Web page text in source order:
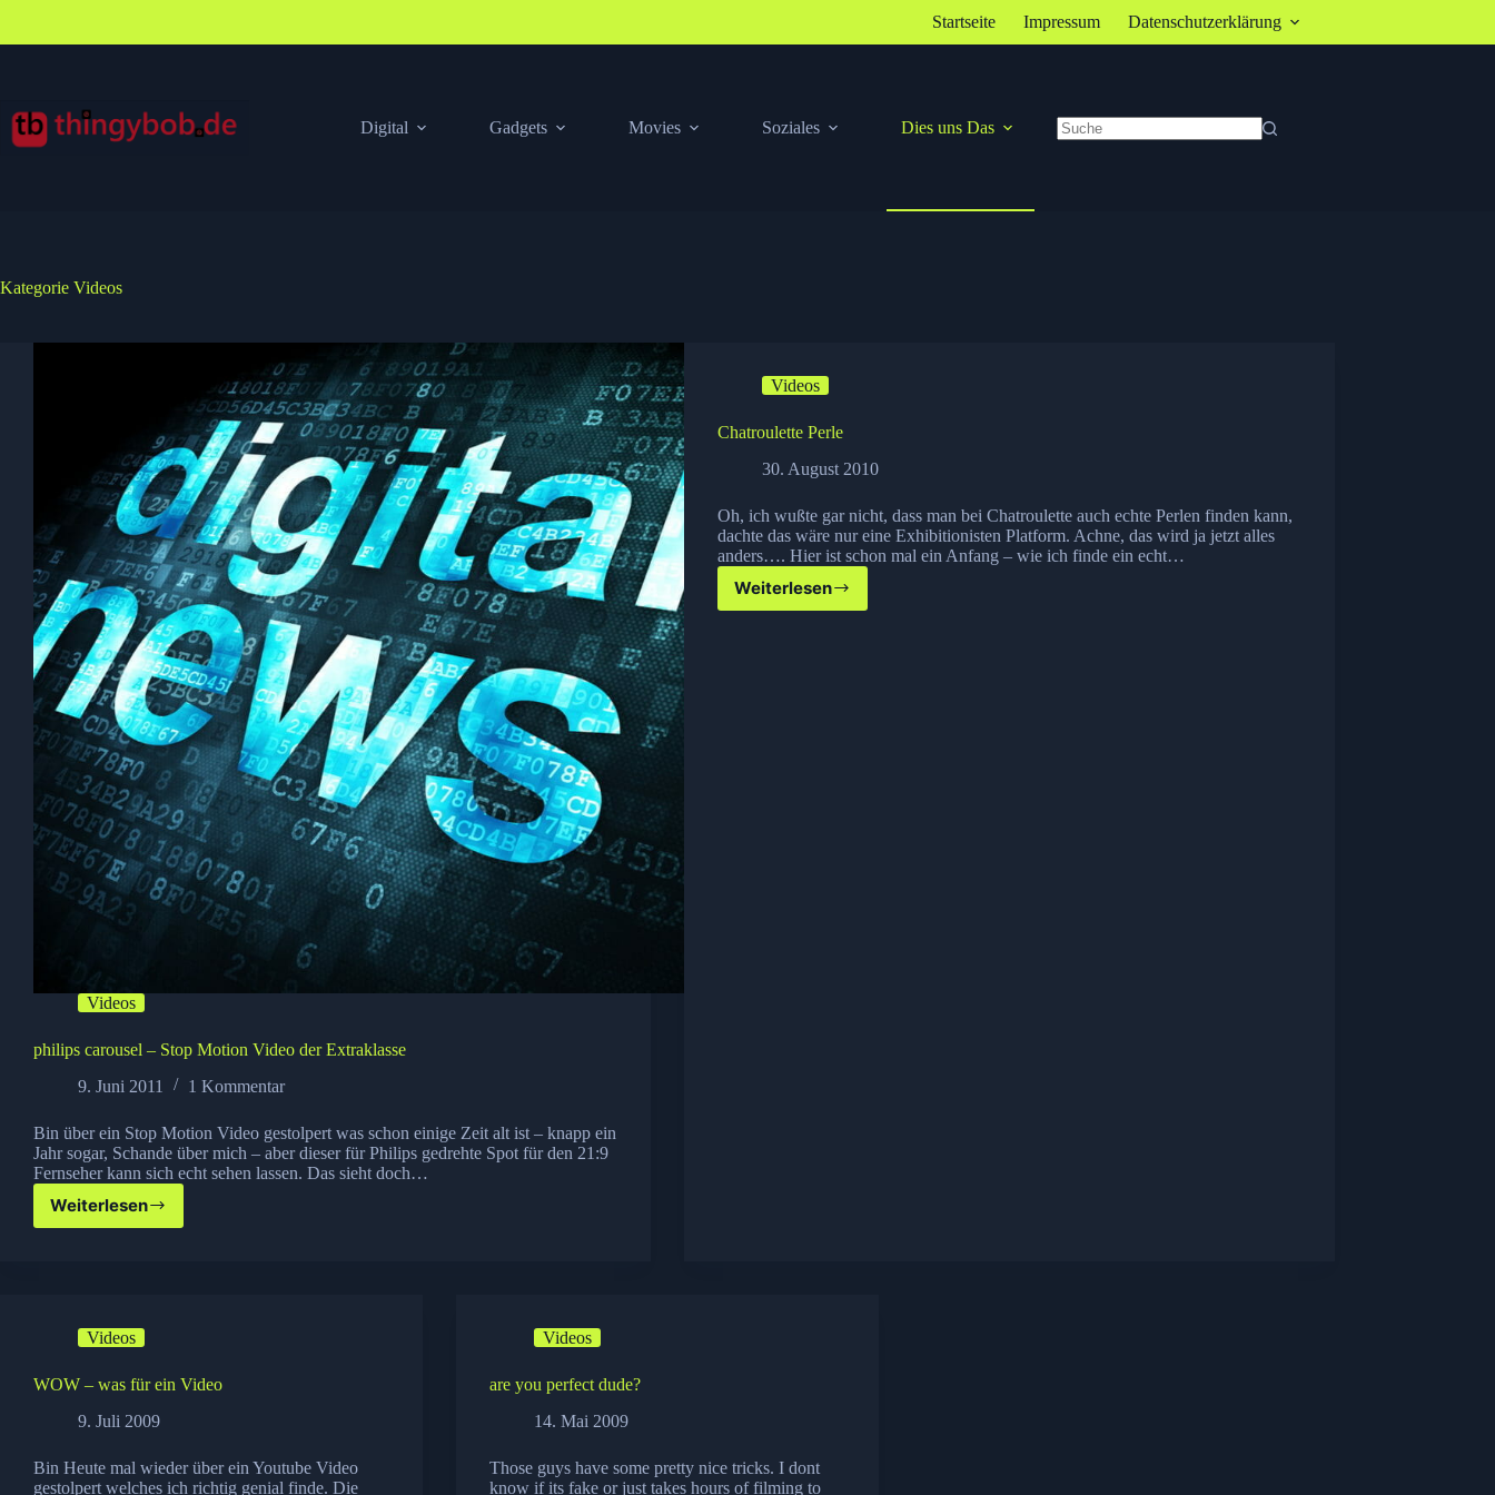
springen
Startseite Impressum Datenschutzerklärung
Digital Gadgets Movies Soziales
Dies uns Das
Kategorie Videos
Videos
philips carousel – Stop Motion Video der Extraklasse
9. Juni 2011
1 Kommentar
Bin über ein Stop Motion Video gestolpert was schon einige Zeit alt ist – knapp ein
Jahr sogar, Schande über mich – aber dieser für Philips gedrehte Spot für den 21:9
Fernseher kann sich echt sehen lassen. Das sieht doch…
Weiterlesen
philips
der
Videos
Chatroulette Perle
30. August 2010
Oh, ich wußte gar nicht, dass man bei Chatroulette auch echte Perlen finden kann,
dachte das wäre nur eine Exhibitionisten Platform. Achne, das wird ja jetzt alles
anders…. Hier ist schon mal ein Anfang – wie ich finde ein echt…
WeiterlesenChatroulette
Videos
WOW – was für ein Video
9. Juli 2009
Bin Heute mal wieder über ein Youtube Video
gestolpert welches ich richtig genial finde. Die
Videos
are you perfect dude?
14. Mai 2009
Those guys have some pretty nice tricks. I dont
know if its fake or just takes hours of filming to